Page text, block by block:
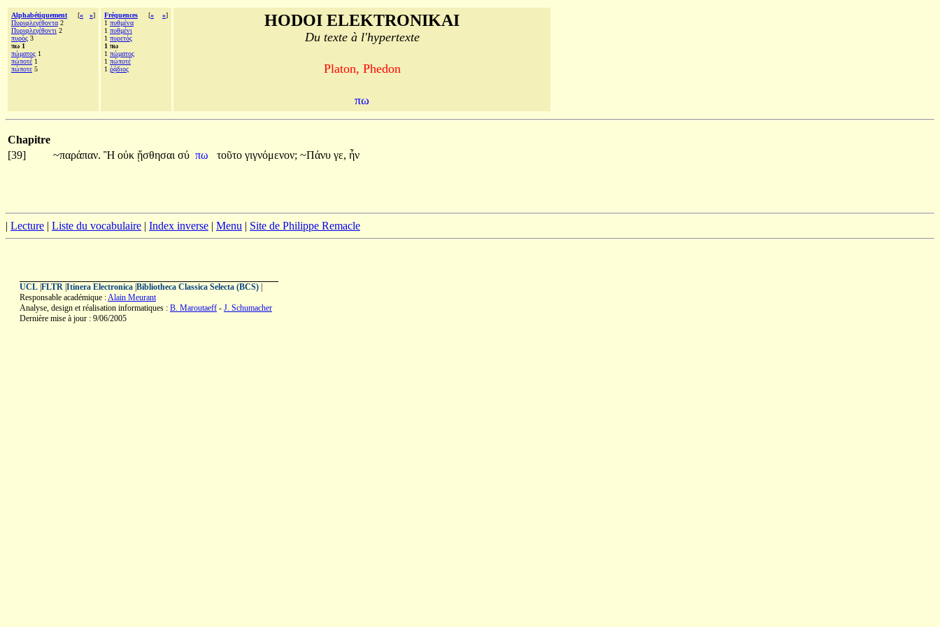
Alphabétiquement [« »]
Πυριφλεγέθοντα 2
Πυριφλεγέθοντι 2
πυρὸς 3
πω 1
πώματος 1
πώποτέ 1
πώποτε 5
Fréquences [« »]
1 πυθμένα
1 πυθμένι
1 πυρετός
1 πω
1 πώματος
1 πώποτέ
1 ῥᾴδιος
HODOI ELEKTRONIKAI
Du texte à l'hypertexte
Platon, Phedon
πω
Chapitre
[39]
~παράπαν. Ἢ οὐκ ᾔσθησαι σύ πω τοῦτο γιγνόμενον; ~Πάνυ γε, ἦν
| Lecture | Liste du vocabulaire | Index inverse | Menu | Site de Philippe Remacle
UCL FLTR Itinera Electronica Bibliotheca Classica Selecta (BCS)
Responsable académique :Alain Meurant
Analyse, design et réalisation informatiques : B. Maroutaeff - J. Schumacher
Dernière mise à jour : 9/06/2005